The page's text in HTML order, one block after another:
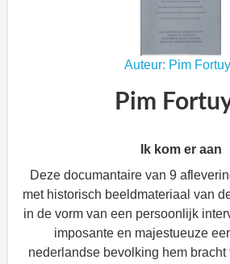
Auteur: Pim
Pim
Ik kom er aan
Deze documantaire van 9
met historisch beeldmateriaal van
in de vorm van een persoonlijk
imposante en majestueuze
nederlandse bevolking hem bracht